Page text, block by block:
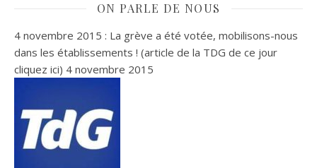
ON PARLE DE NOUS
4 novembre 2015 : La grève a été votée, mobilisons-nous
dans les établissements ! (article de la TDG de ce jour
cliquez ici) 4 novembre 2015